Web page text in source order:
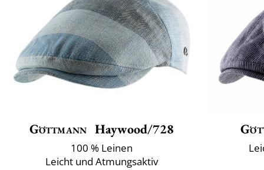
Göttmann Haywood/728
100 % Leinen
Leicht und Atmungsaktiv